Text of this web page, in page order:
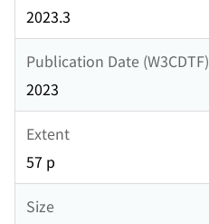
2023.3
Publication Date (W3CDTF)
2023
Extent
57 p
Size